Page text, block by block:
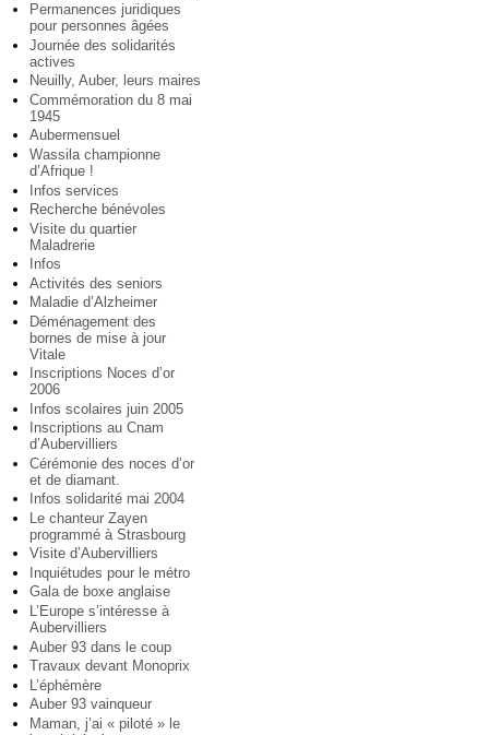
Permanences juridiques
pour personnes âgées
Journée des solidarités
actives
Neuilly, Auber, leurs maires
Commémoration du 8 mai
1945
Aubermensuel
Wassila championne
d’Afrique !
Infos services
Recherche bénévoles
Visite du quartier
Maladrerie
Infos
Activités des seniors
Maladie d’Alzheimer
Déménagement des
bornes de mise à jour
Vitale
Inscriptions Noces d’or
2006
Infos scolaires juin 2005
Inscriptions au Cnam
d’Aubervilliers
Cérémonie des noces d’or
et de diamant.
Infos solidarité mai 2004
Le chanteur Zayen
programmé à Strasbourg
Visite d’Aubervilliers
Inquiétudes pour le métro
Gala de boxe anglaise
L’Europe s’intéresse à
Aubervilliers
Auber 93 dans le coup
Travaux devant Monoprix
L’éphémère
Auber 93 vainqueur
Maman, j’ai « piloté » le